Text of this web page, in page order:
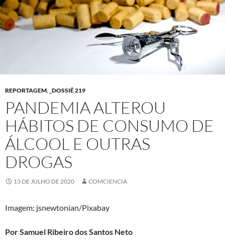
REPORTAGEM, _DOSSIÊ 219
PANDEMIA ALTEROU
HÁBITOS DE CONSUMO DE
ÁLCOOL E OUTRAS
DROGAS
13 DE JULHO DE 2020 COMCIENCIA
Imagem: jsnewtonian/Pixabay
Por Samuel Ribeiro dos Santos Neto